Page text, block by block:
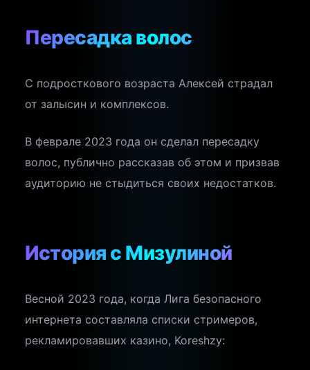
Пересадка волос
С подросткового возраста Алексей страдал
от залысин и комплексов.
В феврале 2023 года он сделал пересадку
волос, публично рассказав об этом и призвав
аудиторию не стыдиться своих недостатков.
История с Мизулиной
Весной 2023 года, когда Лига безопасного
интернета составляла списки стримеров,
рекламировавших казино, Koreshzy: